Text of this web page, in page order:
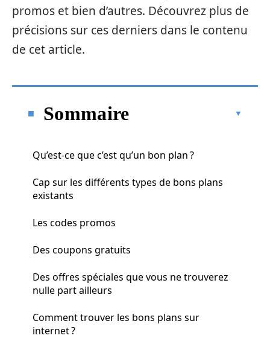
promos et bien d’autres. Découvrez plus de
précisions sur ces derniers dans le contenu
de cet article.
Sommaire
Qu’est-ce que c’est qu’un bon plan ?
Cap sur les différents types de bons plans
existants
Les codes promos
Des coupons gratuits
Des offres spéciales que vous ne trouverez
nulle part ailleurs
Comment trouver les bons plans sur
internet ?